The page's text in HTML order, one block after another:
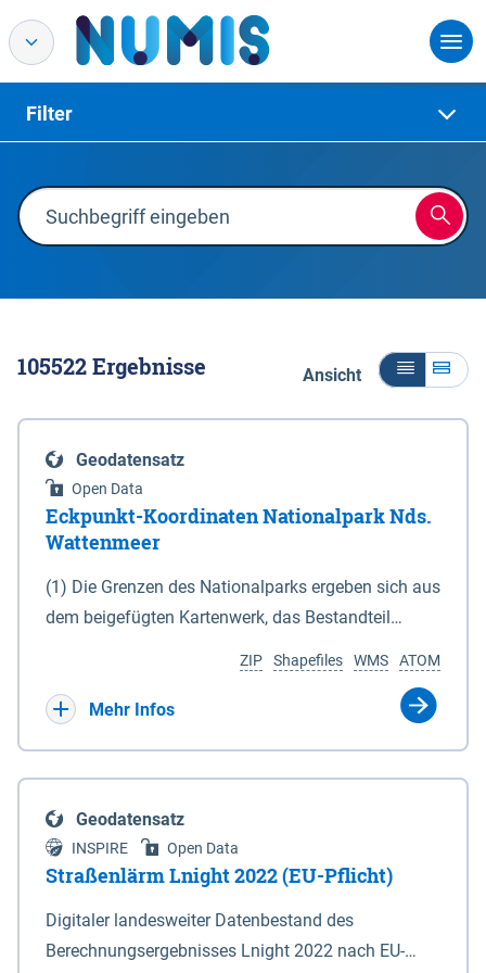
Filter
105522Ergebnisse Ansicht
Geodatensatz
Open Data
Eckpunkt-Koordinaten Nationalpark Nds.
Wattenmeer
(1) Die Grenzen des Nationalparks ergeben sich aus
dem beigefügten Kartenwerk, das Bestandteil
(DTK) im Maßstab 1 : 100 000 (Anlage 2), 2.
verkleinerte Amtliche Karte 1 : 5 000 (AK5) im
projizierte Koordinaten im Europäischen
Terrestrischen Referenzsystem 1989 (ETRS 89) mit
der Universalen Transversalen Mercator-Abbildung
bezogen auf die Zone 32 N (UTM 32N) dargestellt
(Anlage 4); Gleiches gilt für die geografischen
ATOM
WMS
Shapefiles
ZIP
Mehr Infos
Geodatensatz
INSPIRE Open Data
Straßenlärm Lnight 2022 (EU-Pflicht)
Digitaler landesweiter Datenbestand des
Berechnungsergebnisses Lnight 2022 nach EU-